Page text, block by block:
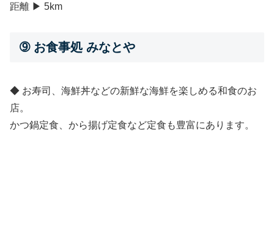
距離 ▶ 5km
➈ お食事処 みなとや
◆ お寿司、海鮮丼などの新鮮な海鮮を楽しめる和食のお
店。
かつ鍋定食、から揚げ定食など定食も豊富にあります。